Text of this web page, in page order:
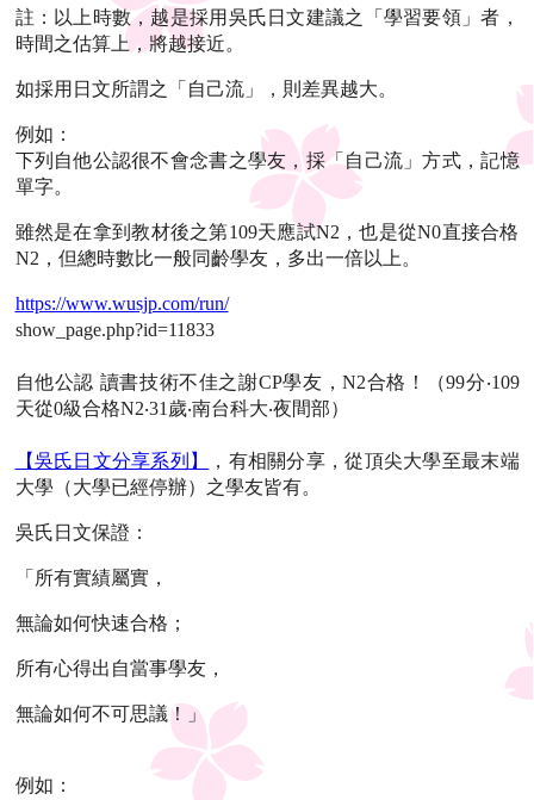
註：以上時數，越是採用吳氏日文建議之「學習要領」者，
時間之估算上，將越接近。
如採用日文所謂之「自己流」，則差異越大。
例如：
下列自他公認很不會念書之學友，採「自己流」方式，記憶
單字。
雖然是在拿到教材後之第109天應試N2，也是從N0直接合格
N2，但總時數比一般同齡學友，多出一倍以上。
https://www.wusjp.com/run/
show_page.php?id=11833
自他公認 讀書技術不佳之謝CP學友，N2合格！（99分‧109
天從0級合格N2‧31歲‧南台科大‧夜間部）
【吳氏日文分享系列】
，有相關分享，從頂尖大學至最末端
大學（大學已經停辦）之學友皆有。
吳氏日文保證：
「所有實績屬實，
無論如何快速合格；
所有心得出自當事學友，
無論如何不可思議！」
例如：